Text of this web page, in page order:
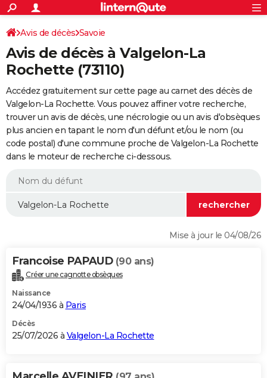
ACTUALITÉS
Politique
Société
Faits Divers
Education
Monde
Villes
+
SPORT
Coupe du monde 2026
Football
Tennis
Cyclisme
Rugby
Forum
CULTURE
FINANCE
Retraite
Impôts
Epargne
Immobilier
Risques naturels par ville
Banque
Assurance
Crédit
AUTO
Essais
Réserver un essai
Citadines
Berlines
SUV
Forum auto
+
HIGH-TECH
Mobiles
Meilleur smartphone
Internet
Ordinateurs
Jeux vidéo
Guide high-tech
+
BRICOLAGE
Forum
Aménagement intérieur
Extérieur
Cuisine
Salle de bains
Jardinage
Rangement
WEEK-END
Guides de France
Escapades
Patrimoine
Expositions
Musées
Week-end nature
LIFESTYLE
Alimentation
Guide de la santé
Maladies
Médicaments
Sommeil
VOYAGE
Destinations
City break
Voyage nature
Voyage de noces
Forum
Climat
+PHOTO
GUIDES D'ACHAT
BONS PLANS
Carte de Noël
Carte Bonne année
Carte Saint-Valentin
Carte Pâques
Carte d'anniversaire
Avis de décès Savoie
Avis de décès à Valgelon-La
Rochette (73110)
Accédez gratuitement sur cette page au carnet des décès de
Valgelon-La Rochette. Vous pouvez affiner votre recherche,
trouver un avis de décès, une nécrologie ou un avis d'obsèques
plus ancien en tapant le nom d'un défunt et/ou le nom (ou
code postal) d'une commune proche de Valgelon-La Rochette
dans le moteur de recherche ci-dessous.
Mise à jour le 04/08/26
Francoise PAPAUD (90 ans)
Créer une cagnotte obsèques
Naissance
24/04/1936 à Paris
Décès
25/07/2026 à Valgelon-La Rochette